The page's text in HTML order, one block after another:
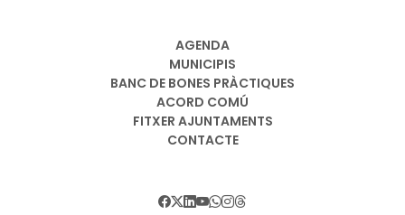
AGENDA
MUNICIPIS
BANC DE BONES PRÀCTIQUES
ACORD COMÚ
FITXER AJUNTAMENTS
CONTACTE